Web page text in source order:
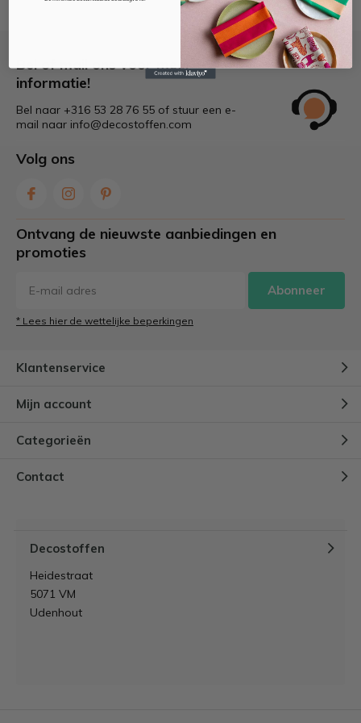
Bel of mail ons voor meer
informatie!
Bel naar +316 53 28 76 55 of stuur een e-
mail naar info@decostoffen.com
Volg ons
Ontvang de nieuwste aanbiedingen en
promoties
Abonneer
* Lees hier de wettelijke beperkingen
Klantenservice
Mijn account
Categorieën
Contact
Decostoffen
Heidestraat
5071 VM
Udenhout